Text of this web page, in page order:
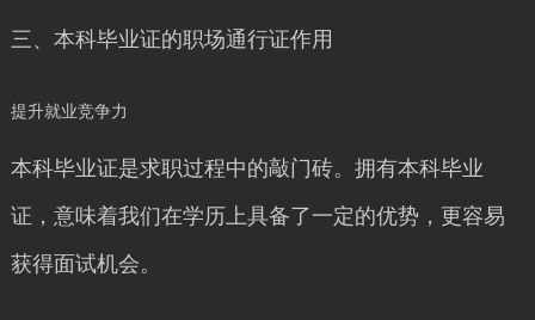
三、本科毕业证的职场通行证作用
提升就业竞争力
本科毕业证是求职过程中的敲门砖。拥有本科毕业
证，意味着我们在学历上具备了一定的优势，更容易
获得面试机会。